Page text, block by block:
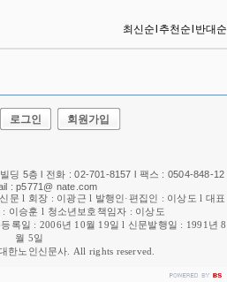
로그인 회원가입
딩 5층 l 전화 : 02-701-8157 l 팩스 : 0504-848-12
: p5771@ nate.com
문 l 회장 : 이광근 l 발행인·편집인 : 이상도 l 대표
이승훈 l 청소년보호책임자 : 이상도
록일 : 2006년 10월 19일 l 신문발행일 : 1991년 8
월 5일
노인신문사. All rights reserved.